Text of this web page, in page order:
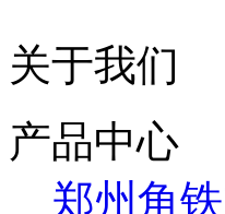
关于我们
产品中心
郑州角